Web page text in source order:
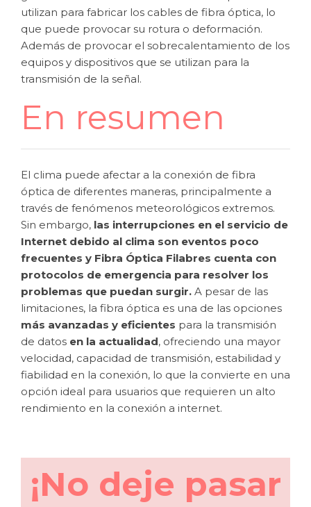
utilizan para fabricar los cables de fibra óptica, lo
que puede provocar su rotura o deformación.
Además de provocar el sobrecalentamiento de los
equipos y dispositivos que se utilizan para la
transmisión de la señal.
En resumen
El clima puede afectar a la conexión de fibra
óptica de diferentes maneras, principalmente a
través de fenómenos meteorológicos extremos.
Sin embargo, las interrupciones en el servicio de
Internet debido al clima son eventos poco
frecuentes y Fibra Óptica Filabres cuenta con
protocolos de emergencia para resolver los
problemas que puedan surgir. A pesar de las
limitaciones, la fibra óptica es una de las opciones
más avanzadas y eficientes para la transmisión
de datos en la actualidad, ofreciendo una mayor
velocidad, capacidad de transmisión, estabilidad y
fiabilidad en la conexión, lo que la convierte en una
opción ideal para usuarios que requieren un alto
rendimiento en la conexión a internet.
¡No deje pasar